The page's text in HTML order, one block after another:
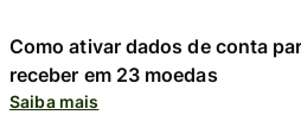
Como ativar dados de conta
receber em 23 moedas
Saiba mais